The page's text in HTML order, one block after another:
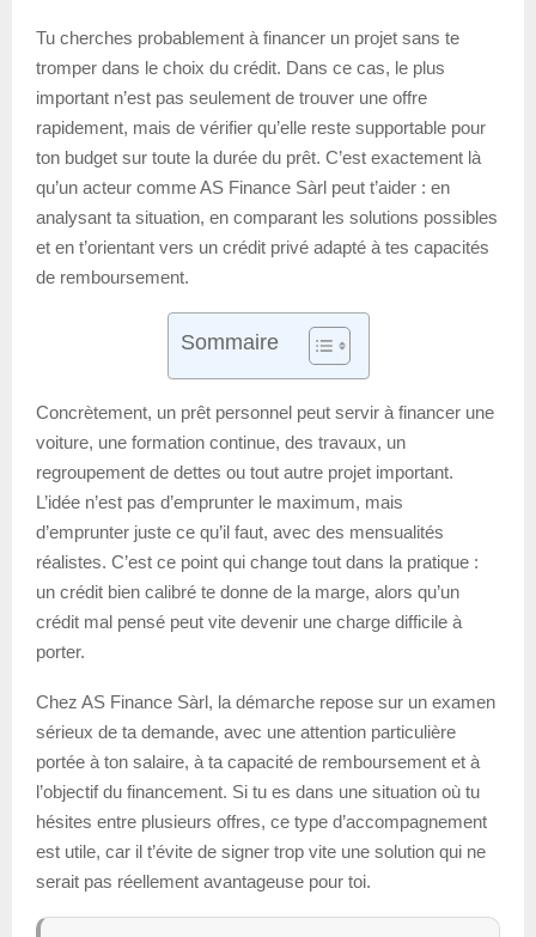
Tu cherches probablement à financer un projet sans te
tromper dans le choix du crédit. Dans ce cas, le plus
important n’est pas seulement de trouver une offre
rapidement, mais de vérifier qu’elle reste supportable pour
ton budget sur toute la durée du prêt. C’est exactement là
qu’un acteur comme AS Finance Sàrl peut t’aider : en
analysant ta situation, en comparant les solutions possibles
et en t’orientant vers un crédit privé adapté à tes capacités
de remboursement.
Sommaire
Concrètement, un prêt personnel peut servir à financer une
voiture, une formation continue, des travaux, un
regroupement de dettes ou tout autre projet important.
L’idée n’est pas d’emprunter le maximum, mais
d’emprunter juste ce qu’il faut, avec des mensualités
réalistes. C’est ce point qui change tout dans la pratique :
un crédit bien calibré te donne de la marge, alors qu’un
crédit mal pensé peut vite devenir une charge difficile à
porter.
Chez AS Finance Sàrl, la démarche repose sur un examen
sérieux de ta demande, avec une attention particulière
portée à ton salaire, à ta capacité de remboursement et à
l’objectif du financement. Si tu es dans une situation où tu
hésites entre plusieurs offres, ce type d’accompagnement
est utile, car il t’évite de signer trop vite une solution qui ne
serait pas réellement avantageuse pour toi.